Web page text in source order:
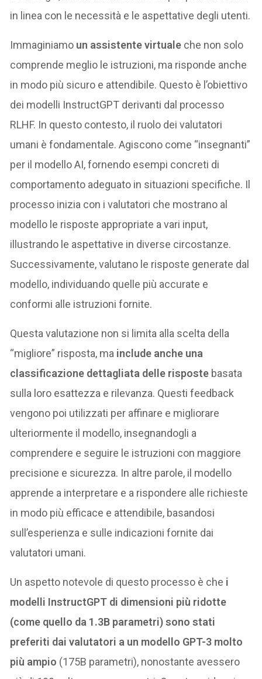
in linea con le necessità e le aspettative degli utenti.
Immaginiamo un assistente virtuale che non solo
comprende meglio le istruzioni, ma risponde anche
in modo più sicuro e attendibile. Questo è l’obiettivo
dei modelli InstructGPT derivanti dal processo
RLHF. In questo contesto, il ruolo dei valutatori
umani è fondamentale. Agiscono come “insegnanti”
per il modello AI, fornendo esempi concreti di
comportamento adeguato in situazioni specifiche. Il
processo inizia con i valutatori che mostrano al
modello le risposte appropriate a vari input,
illustrando le aspettative in diverse circostanze.
Successivamente, valutano le risposte generate dal
modello, individuando quelle più accurate e
conformi alle istruzioni fornite.
Questa valutazione non si limita alla scelta della
“migliore” risposta, ma include anche una
classificazione dettagliata delle risposte basata
sulla loro esattezza e rilevanza. Questi feedback
vengono poi utilizzati per affinare e migliorare
ulteriormente il modello, insegnandogli a
comprendere e seguire le istruzioni con maggiore
precisione e sicurezza. In altre parole, il modello
apprende a interpretare e a rispondere alle richieste
in modo più efficace e attendibile, basandosi
sull’esperienza e sulle indicazioni fornite dai
valutatori umani.
Un aspetto notevole di questo processo è che i
modelli InstructGPT di dimensioni più ridotte
(come quello da 1.3B parametri) sono stati
preferiti dai valutatori a un modello GPT-3 molto
più ampio (175B parametri), nonostante avessero